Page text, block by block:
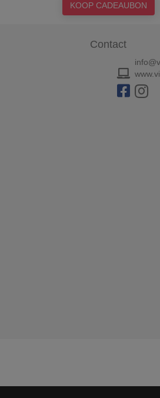
KOOP CADEAUBON
Contact